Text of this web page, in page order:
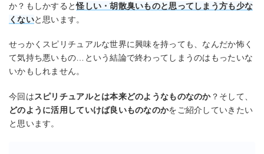
か？もしかすると怪しい・胡散臭いものと思ってしまう方も少な
くないと思います。
せっかくスピリチュアルな世界に興味を持っても、なんだか怖く
て気持ち悪いもの…という結論で終わってしまうのはもったいな
いかもしれません。
今回はスピリチュアルとは本来どのようなものなのか？そして、
どのように活用していけば良いものなのかをご紹介していきたい
と思います。